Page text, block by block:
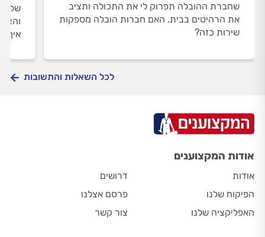
שחברת ההובלה תפרוק לי את התכולה ותציב
את הרהיטים בבית. האם חברות הובלה מספקות
שירות כזה?
איך
לכל השאלות והתשובות
אודות המקצוענים
אודות
הפיקוח שלנו
האפליקציה שלנו
דרושים
פרסם אצלנו
צור קשר